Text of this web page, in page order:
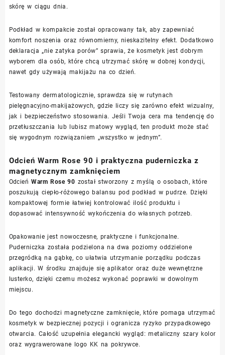
skórę w ciągu dnia.
Podkład w kompakcie został opracowany tak, aby zapewniać
komfort noszenia oraz równomierny, nieskazitelny efekt. Dodatkowo
deklaracja „nie zatyka porów” sprawia, że kosmetyk jest dobrym
wyborem dla osób, które chcą utrzymać skórę w dobrej kondycji,
nawet gdy używają makijażu na co dzień.
Testowany dermatologicznie, sprawdza się w rutynach
pielęgnacyjno-makijażowych, gdzie liczy się zarówno efekt wizualny,
jak i bezpieczeństwo stosowania. Jeśli Twoja cera ma tendencję do
przetłuszczania lub lubisz matowy wygląd, ten produkt może stać
się wygodnym rozwiązaniem „wszystko w jednym”.
Odcień Warm Rose 90 i praktyczna puderniczka z
magnetycznym zamknięciem
OdcieńWarm Rose 90 został stworzony z myślą o osobach, które
poszukują ciepło-różowego balansu pod podkład w pudrze. Dzięki
kompaktowej formie łatwiej kontrolować ilość produktu i
dopasować intensywność wykończenia do własnych potrzeb.
Opakowanie jest nowoczesne, praktyczne i funkcjonalne.
Puderniczka została podzielona na dwa poziomy oddzielone
przegródką na gąbkę, co ułatwia utrzymanie porządku podczas
aplikacji. W środku znajduje się aplikator oraz duże wewnętrzne
lusterko, dzięki czemu możesz wykonać poprawki w dowolnym
miejscu.
Do tego dochodzi magnetyczne zamknięcie, które pomaga utrzymać
kosmetyk w bezpiecznej pozycji i ogranicza ryzyko przypadkowego
otwarcia. Całość uzupełnia elegancki wygląd: metaliczny szary kolor
oraz wygrawerowane logo KK na pokrywce.